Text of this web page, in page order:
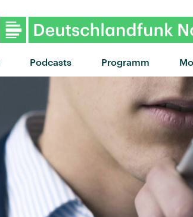
Podcasts Programm
"Wait For You"